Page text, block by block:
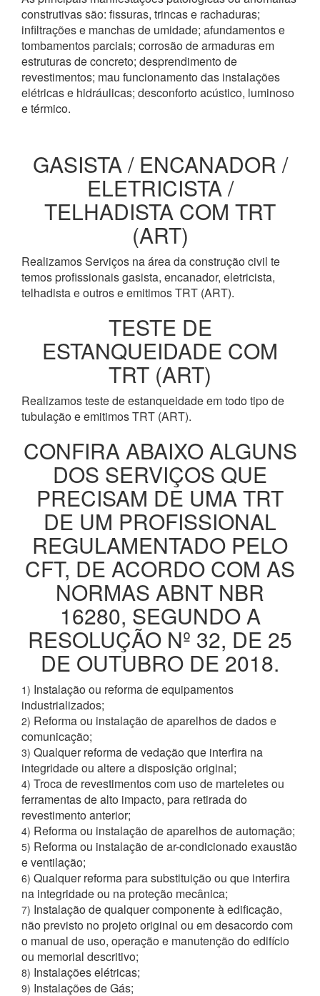
construtivas são: fissuras, trincas e rachaduras;
infiltrações e manchas de umidade; afundamentos e
tombamentos parciais; corrosão de armaduras em
estruturas de concreto; desprendimento de
revestimentos; mau funcionamento das instalações
elétricas e hidráulicas; desconforto acústico, luminoso
e térmico.
GASISTA / ENCANADOR /
ELETRICISTA /
TELHADISTA COM TRT
(ART)
Realizamos Serviços na área da construção civil te
temos profissionais gasista, encanador, eletricista,
telhadista e outros e emitimos TRT (ART).
TESTE DE
ESTANQUEIDADE COM
TRT (ART)
Realizamos teste de estanqueidade em todo tipo de
tubulação e emitimos TRT (ART).
CONFIRA ABAIXO ALGUNS
DOS SERVIÇOS QUE
PRECISAM DE UMA TRT
DE UM PROFISSIONAL
REGULAMENTADO PELO
CFT, DE ACORDO COM AS
NORMAS ABNT NBR
16280, SEGUNDO A
RESOLUÇÃO Nº 32, DE 25
DE OUTUBRO DE 2018.
1) Instalação ou reforma de equipamentos
industrializados;
2) Reforma ou instalação de aparelhos de dados e
comunicação;
3) Qualquer reforma de vedação que interfira na
integridade ou altere a disposição original;
4) Troca de revestimentos com uso de marteletes ou
ferramentas de alto impacto, para retirada do
revestimento anterior;
4) Reforma ou instalação de aparelhos de automação;
5) Reforma ou instalação de ar-condicionado exaustão
e ventilação;
6) Qualquer reforma para substituição ou que interfira
na integridade ou na proteção mecânica;
7) Instalação de qualquer componente à edificação,
não previsto no projeto original ou em desacordo com
o manual de uso, operação e manutenção do edifício
ou memorial descritivo;
8) Instalações elétricas;
9) Instalações de Gás;